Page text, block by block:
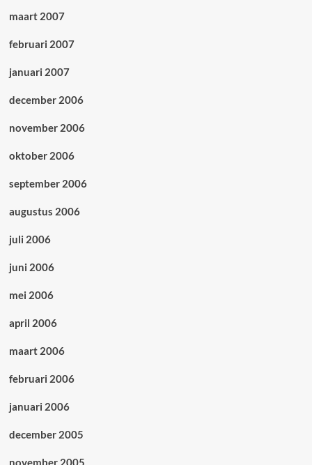
maart 2007
februari 2007
januari 2007
december 2006
november 2006
oktober 2006
september 2006
augustus 2006
juli 2006
juni 2006
mei 2006
april 2006
maart 2006
februari 2006
januari 2006
december 2005